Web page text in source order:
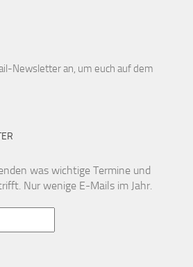
Newsletter an, um euch auf dem
was wichtige Termine und
Nur wenige E-Mails im Jahr.